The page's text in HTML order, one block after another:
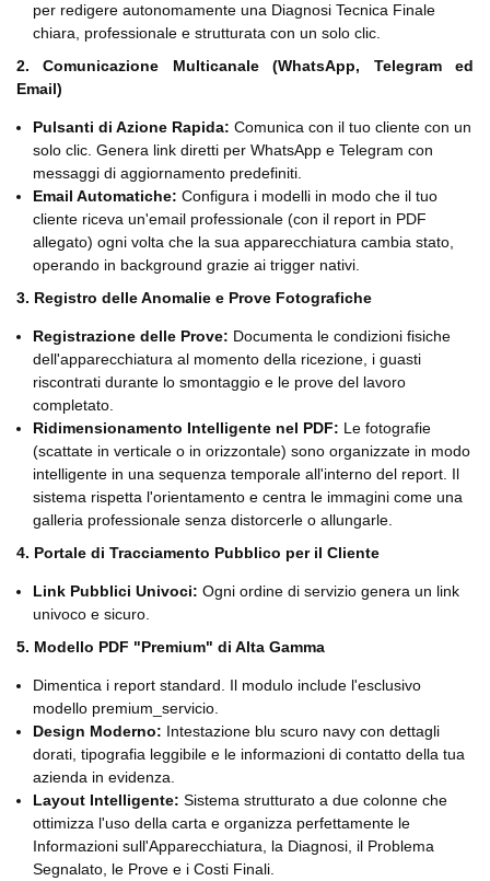
per redigere autonomamente una Diagnosi Tecnica Finale
chiara, professionale e strutturata con un solo clic.
2. Comunicazione Multicanale (WhatsApp, Telegram ed
Email)
Pulsanti di Azione Rapida: Comunica con il tuo cliente con un
solo clic. Genera link diretti per WhatsApp e Telegram con
messaggi di aggiornamento predefiniti.
Email Automatiche: Configura i modelli in modo che il tuo
cliente riceva un'email professionale (con il report in PDF
allegato) ogni volta che la sua apparecchiatura cambia stato,
operando in background grazie ai trigger nativi.
3. Registro delle Anomalie e Prove Fotografiche
Registrazione delle Prove: Documenta le condizioni fisiche
dell'apparecchiatura al momento della ricezione, i guasti
riscontrati durante lo smontaggio e le prove del lavoro
completato.
Ridimensionamento Intelligente nel PDF: Le fotografie
(scattate in verticale o in orizzontale) sono organizzate in modo
intelligente in una sequenza temporale all'interno del report. Il
sistema rispetta l'orientamento e centra le immagini come una
galleria professionale senza distorcerle o allungarle.
4. Portale di Tracciamento Pubblico per il Cliente
Link Pubblici Univoci: Ogni ordine di servizio genera un link
univoco e sicuro.
5. Modello PDF "Premium" di Alta Gamma
Dimentica i report standard. Il modulo include l'esclusivo
modello premium_servicio.
Design Moderno: Intestazione blu scuro navy con dettagli
dorati, tipografia leggibile e le informazioni di contatto della tua
azienda in evidenza.
Layout Intelligente: Sistema strutturato a due colonne che
ottimizza l'uso della carta e organizza perfettamente le
Informazioni sull'Apparecchiatura, la Diagnosi, il Problema
Segnalato, le Prove e i Costi Finali.